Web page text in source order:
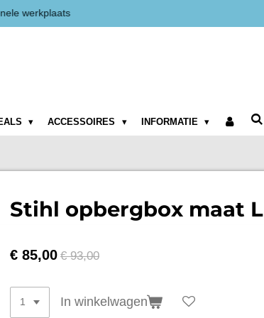
werkplaats
ACCESSOIRES INFORMATIE
Stihl opbergbox maat L
€ 85,00 € 93,00
In winkelwagen